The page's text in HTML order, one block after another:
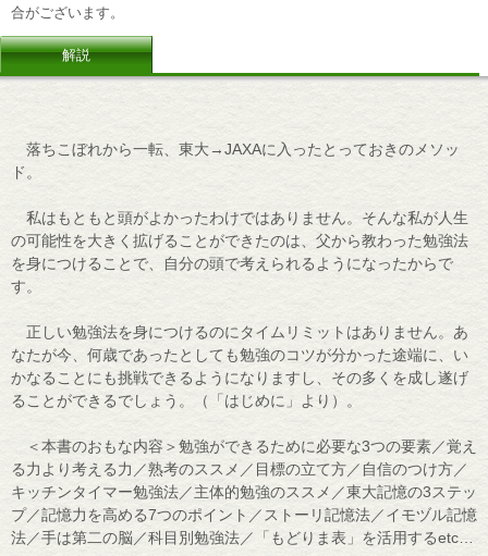
合がございます。
解説
落ちこぼれから一転、東大→JAXAに入ったとっておきのメソッ
ド。
私はもともと頭がよかったわけではありません。そんな私が人生
の可能性を大きく拡げることができたのは、父から教わった勉強法
を身につけることで、自分の頭で考えられるようになったからで
す。
正しい勉強法を身につけるのにタイムリミットはありません。あ
なたが今、何歳であったとしても勉強のコツが分かった途端に、い
かなることにも挑戦できるようになりますし、その多くを成し遂げ
ることができるでしょう。（「はじめに」より）。
＜本書のおもな内容＞勉強ができるために必要な3つの要素／覚え
る力より考える力／熟考のススメ／目標の立て方／自信のつけ方／
キッチンタイマー勉強法／主体的勉強のススメ／東大記憶の3ステッ
プ／記憶力を高める7つのポイント／ストーリ記憶法／イモヅル記憶
法／手は第二の脳／科目別勉強法／「もどりま表」を活用するetc…